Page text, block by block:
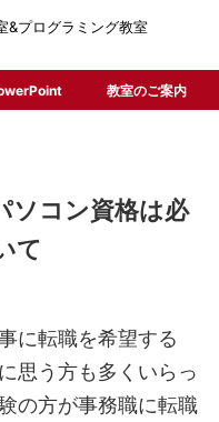
&プログラミング教室
教室のご案内
ソコン資格は必
て
に転職を希望する
思う方も多くいらっ
の方が事務職に転職